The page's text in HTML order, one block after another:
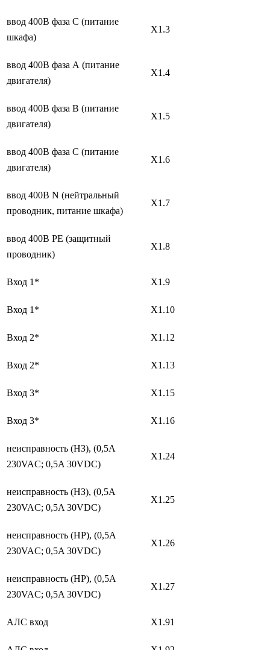
ввод 400В фаза С (питание
шкафа)
X1.3
ввод 400В фаза А (питание
двигателя)
X1.4
ввод 400В фаза В (питание
двигателя)
X1.5
ввод 400В фаза С (питание
двигателя)
X1.6
ввод 400В N (нейтральный
проводник, питание шкафа)
X1.7
ввод 400В PE (защитный
проводник)
X1.8
Вход 1* X1.9
Вход 1* X1.10
Вход 2* X1.12
Вход 2* X1.13
Вход 3* X1.15
Вход 3* X1.16
неисправность (НЗ), (0,5A
230VAC; 0,5A 30VDC)
X1.24
неисправность (НЗ), (0,5A
230VAC; 0,5A 30VDC)
X1.25
неисправность (НР), (0,5A
230VAC; 0,5A 30VDC)
X1.26
неисправность (НР), (0,5A
230VAC; 0,5A 30VDC)
X1.27
АЛС вход X1.91